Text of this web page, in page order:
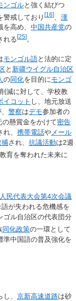
ンゴルと強く結びつ
警戒しており [16]
漢
高め、 中国共産党の
れる [25] 。
モンゴル語と法的に定
と 新疆ウイグル自治区
の同化を目的にモンゴ
減に対して、学校教
イコット し、地元放送
警察はデモ参加者の
懸賞金をかけて密告
、 携帯電話やメール
捕され、 抗議活動は2週
教育を奪われた未来に
民代表大会第4次会議
が失われる危機感を
ゴル自治区の代表団分
同化政策の一環として
準中国語の普及強化を
、 京新高速道路は砂